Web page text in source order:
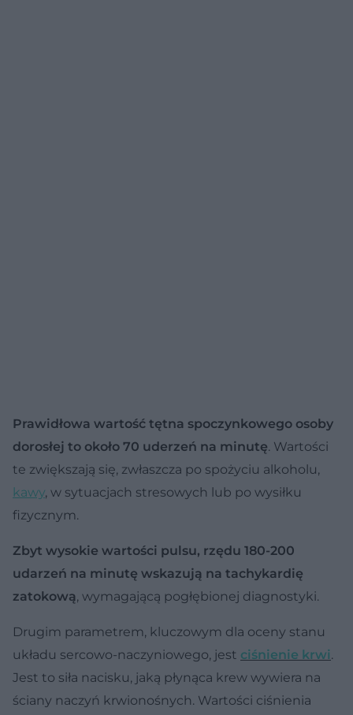
Prawidłowa wartość tętna spoczynkowego osoby
dorosłej to około 70 uderzeń na minutę. Wartości
te zwiększają się, zwłaszcza po spożyciu alkoholu,
kawy, w sytuacjach stresowych lub po wysiłku
fizycznym.
Zbyt wysokie wartości pulsu, rzędu 180-200
udarzeń na minutę wskazują na tachykardię
zatokową, wymagającą pogłębionej diagnostyki.
Drugim parametrem, kluczowym dla oceny stanu
układu sercowo-naczyniowego, jest ciśnienie krwi.
Jest to siła nacisku, jaką płynąca krew wywiera na
ściany naczyń krwionośnych. Wartości ciśnienia